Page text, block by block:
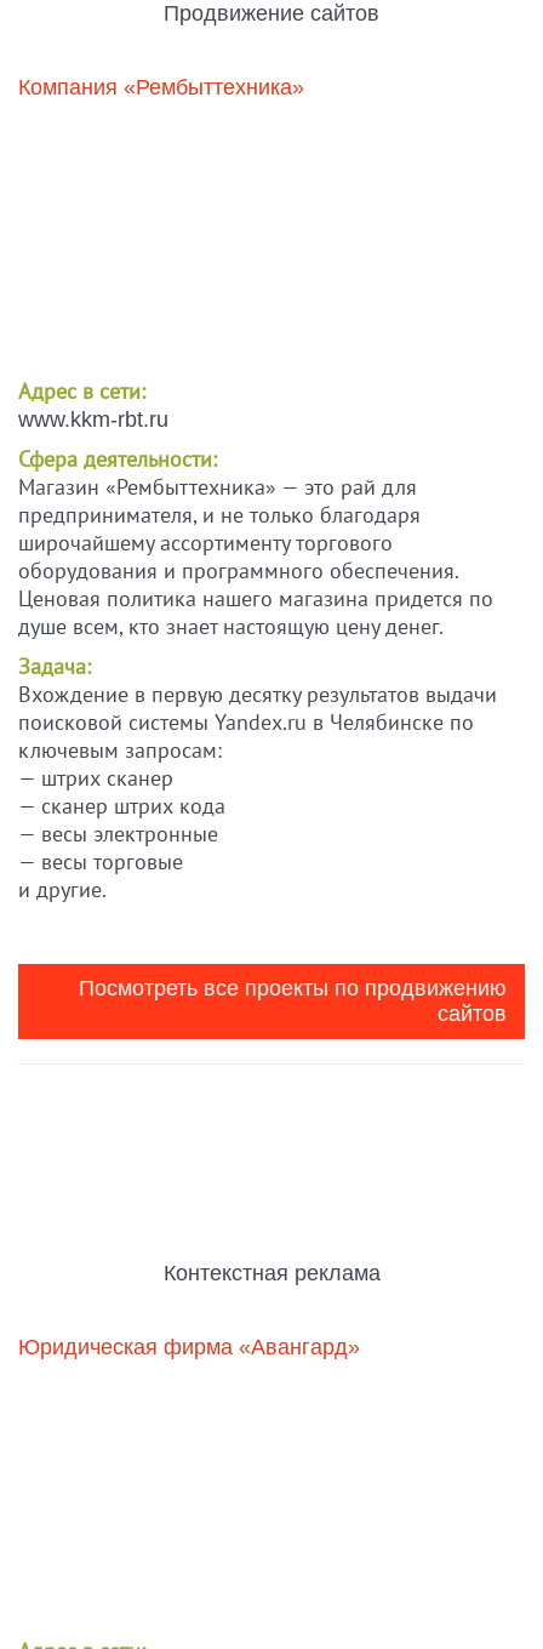
Продвижение сайтов
Компания «Рембыттехника»
Адрес в сети:
www.kkm-rbt.ru
Сфера деятельности:
Магазин «Рембыттехника» — это рай для
предпринимателя, и не только благодаря
широчайшему ассортименту торгового
оборудования и программного обеспечения.
Ценовая политика нашего магазина придется по
душе всем, кто знает настоящую цену денег.
Задача:
Вхождение в первую десятку результатов выдачи
поисковой системы Yandex.ru в Челябинске по
ключевым запросам:
— штрих сканер
— сканер штрих кода
— весы электронные
— весы торговые
и другие.
Посмотреть все проекты по продвижению
сайтов
Контекстная реклама
Юридическая фирма «Авангард»